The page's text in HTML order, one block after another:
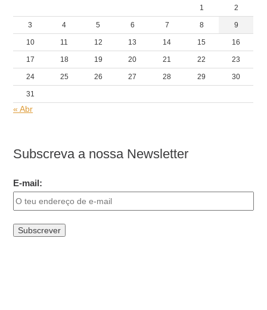
1
2
3 4 5 6 7 8 9
10 11 12 13 14 15 16
17 18 19 20 21 22 23
24 25 26 27 28 29 30
31
« Abr
Subscreva a nossa Newsletter
E-mail: